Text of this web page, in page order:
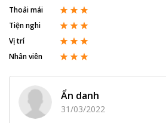
Thoải mái
Tiện nghi
Vị trí
Nhân viên
Ẩn danh
31/03/2022